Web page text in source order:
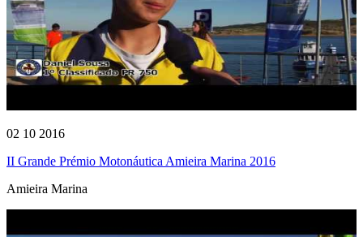
02 10 2016
II Grande Prémio Motonáutica Amieira Marina 2016
Amieira Marina